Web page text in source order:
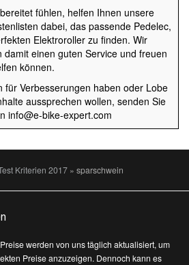
fühlen, helfen Ihnen unsere
dabei, das passende Pedelec,
Elektroroller zu finden. Wir
damit einen guten Service und freuen
können.
für Verbesserungen haben oder Lobe
aussprechen wollen, senden Sie
info@e-bike-expert.com
Kriterien 2017 » sparschwein
werden von uns täglich aktualisiert, um
Preise anzuzeigen. Dennoch kann es